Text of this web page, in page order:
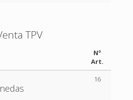
TPV
Nº
Art.
16